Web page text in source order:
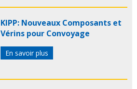
KIPP: Nouveaux Composants et
Vérins pour Convoyage
En savoir plus